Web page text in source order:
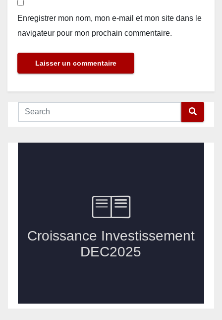
Enregistrer mon nom, mon e-mail et mon site dans le
navigateur pour mon prochain commentaire.